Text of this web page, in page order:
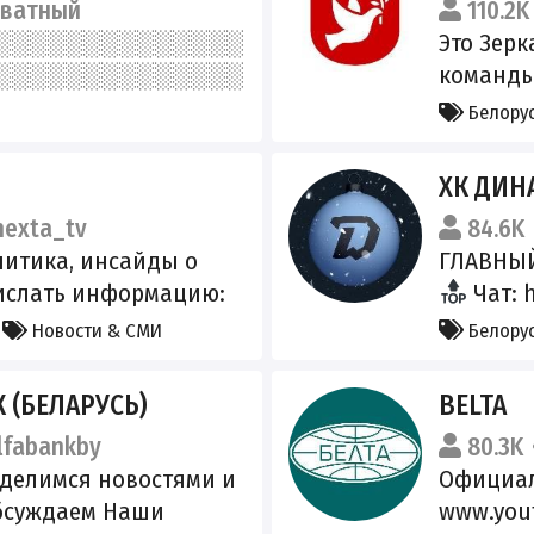
razmeshheniya
t.me/catalogonliner
110.2K
Это
важные
Канал о
https://
инсайды о
информацию:
/ contact@nexta.tv
/ pr@nexta.tv In
nexta_tv
Помочь
Новости & СМИ
ХК
84.6K
Чат:
новостями и
Наши
BELTA
80.3K